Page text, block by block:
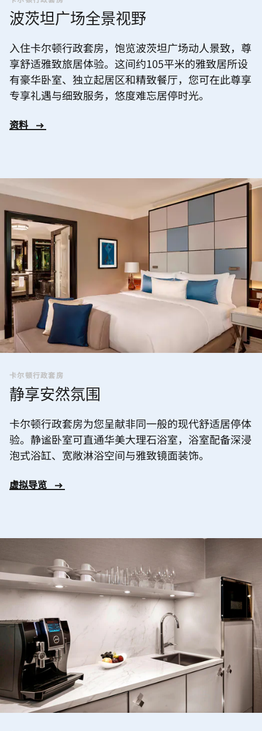
波茨坦广场全景视野
入住卡尔顿行政套房，饱览波茨坦广场动人景致，尊
享舒适雅致旅居体验。这间约105平米的雅致居所设
有豪华卧室、独立起居区和精致餐厅，您可在此尊享
专享礼遇与细致服务，悠度难忘居停时光。
资料
卡尔顿行政套房
静享安然氛围
卡尔顿行政套房为您呈献非同一般的现代舒适居停体
验。静谧卧室可直通华美大理石浴室，浴室配备深浸
泡式浴缸、宽敞淋浴空间与雅致镜面装饰。
虚拟导览